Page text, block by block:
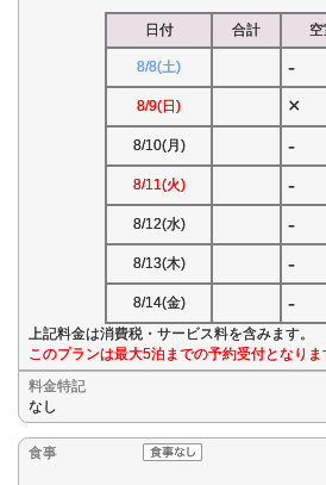
日付 合計
8/8(土) -
8/9(日) ×
8/10(月) -
8/11(火) -
8/12(水) -
8/13(木) -
8/14(金) -
上記料金は消費税・サービス料を含みます。
このプランは最大5泊までの予約受付となりま
料金特記
なし
食事